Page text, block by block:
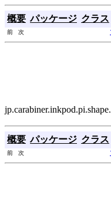
概要 パッケージ クラス
前 次
概要 パッケージ クラス
前 次